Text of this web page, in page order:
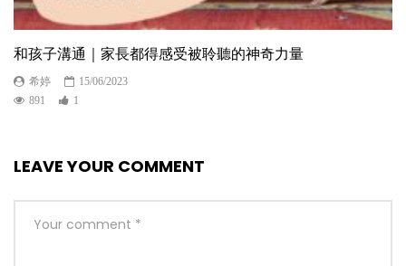
和孩子溝通｜家長都得感受被聆聽的神奇力量
希婷
15/06/2023
891
1
LEAVE YOUR COMMENT